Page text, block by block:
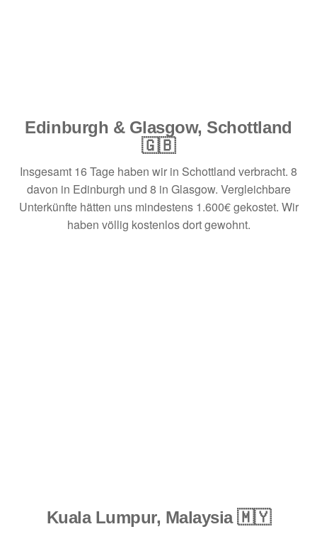
Edinburgh & Glasgow, Schottland
🇬🇧
Insgesamt 16 Tage haben wir in Schottland verbracht. 8
davon in Edinburgh und 8 in Glasgow. Vergleichbare
Unterkünfte hätten uns mindestens 1.600€ gekostet. Wir
haben völlig kostenlos dort gewohnt.
Kuala Lumpur, Malaysia 🇲🇾